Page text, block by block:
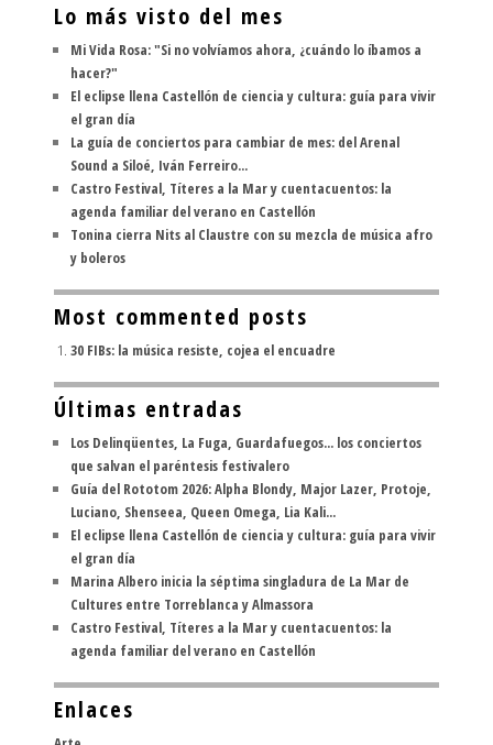
Lo más visto del mes
Mi Vida Rosa: "Si no volvíamos ahora, ¿cuándo lo íbamos a
hacer?"
El eclipse llena Castellón de ciencia y cultura: guía para vivir
el gran día
La guía de conciertos para cambiar de mes: del Arenal
Sound a Siloé, Iván Ferreiro...
Castro Festival, Títeres a la Mar y cuentacuentos: la
agenda familiar del verano en Castellón
Tonina cierra Nits al Claustre con su mezcla de música afro
y boleros
Most commented posts
30 FIBs: la música resiste, cojea el encuadre
Últimas entradas
Los Delinqüentes, La Fuga, Guardafuegos... los conciertos
que salvan el paréntesis festivalero
Guía del Rototom 2026: Alpha Blondy, Major Lazer, Protoje,
Luciano, Shenseea, Queen Omega, Lia Kali...
El eclipse llena Castellón de ciencia y cultura: guía para vivir
el gran día
Marina Albero inicia la séptima singladura de La Mar de
Cultures entre Torreblanca y Almassora
Castro Festival, Títeres a la Mar y cuentacuentos: la
agenda familiar del verano en Castellón
Enlaces